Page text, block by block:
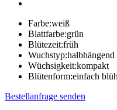
Farbe:weiß
Blattfarbe:grün
Blütezeit:früh
Wuchstyp:halbhängend
Wüchsigkeit:kompakt
Blütenform:einfach
Bestellanfrage senden